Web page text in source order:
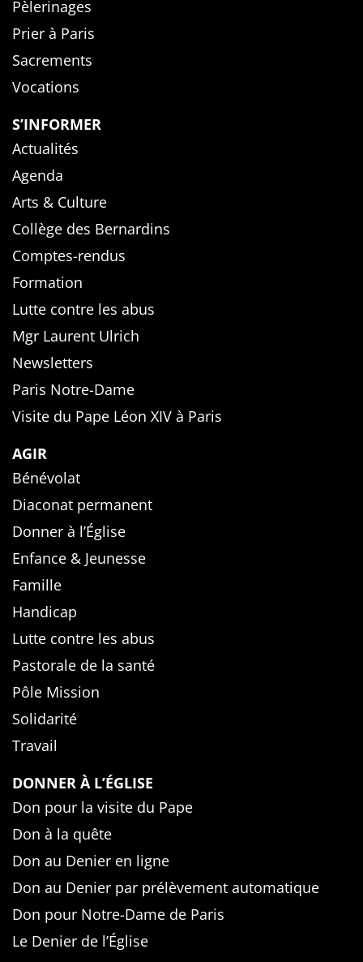
Pèlerinages
Prier à Paris
Sacrements
Vocations
S’INFORMER
Actualités
Agenda
Arts & Culture
Collège des Bernardins
Comptes-rendus
Formation
Lutte contre les abus
Mgr Laurent Ulrich
Newsletters
Paris Notre-Dame
Visite du Pape Léon XIV à Paris
AGIR
Bénévolat
Diaconat permanent
Donner à l’Église
Enfance & Jeunesse
Famille
Handicap
Lutte contre les abus
Pastorale de la santé
Pôle Mission
Solidarité
Travail
DONNER À L’ÉGLISE
Don pour la visite du Pape
Don à la quête
Don au Denier en ligne
Don au Denier par prélèvement automatique
Don pour Notre-Dame de Paris
Le Denier de l’Église